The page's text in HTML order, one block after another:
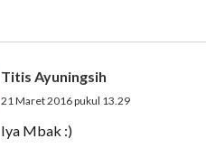
Titis Ayuningsih
21 Maret 2016 pukul 13.29
Iya Mbak :)